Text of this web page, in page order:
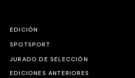
EDICIÓN
SPOTSPORT
JURADO DE SELECCIÓN
EDICIONES ANTERIORES